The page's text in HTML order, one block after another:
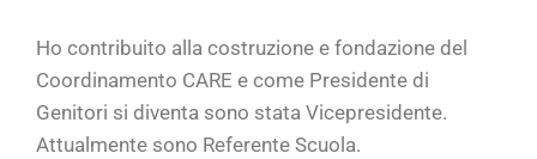
Ho contribuito alla costruzione e fondazione del
Coordinamento CARE e come Presidente di
Genitori si diventa sono stata Vicepresidente.
Attualmente sono Referente Scuola.